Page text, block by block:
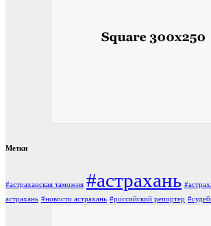
Метки
#астраханская таможня #астрахань
астрахань #новости астрахань #российский репортер